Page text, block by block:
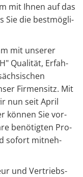
mit Ihnen auf das
Sie die best­mög­li­
mit un­se­rer
Qua­li­tät, Er­fah­
Fir­men­sitz. Mit
nun seit April
kön­nen Sie vor­
be­nö­tig­ten Pro­
so­fort mit­neh­
und Ver­triebs­